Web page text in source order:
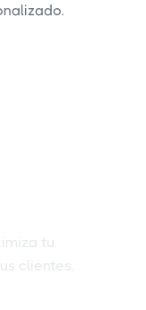
tu
clientes.